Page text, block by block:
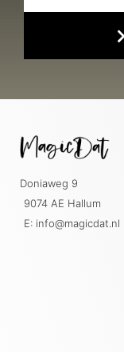
Doniaweg 9
9074 AE Hallum
E: info@magicdat.nl